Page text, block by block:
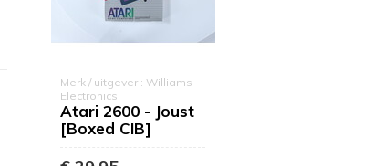
Merk / uitgever : Williams
Electronics
Atari 2600 - Joust
[Boxed CIB]